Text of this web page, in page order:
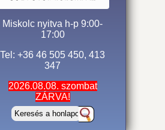
Miskolc nyitva h-p 9:00-
17:00
Tel: +36 46 505 450, 413
347
2026.08.08. szombat
ZÁRVA!